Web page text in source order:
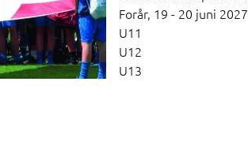
Forår, 19 - 20 juni 2027
U11
U12
U13